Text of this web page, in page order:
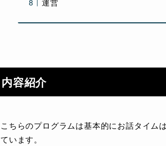
内容紹介
こちらのプログラムは基本的にお話タイム
ています。